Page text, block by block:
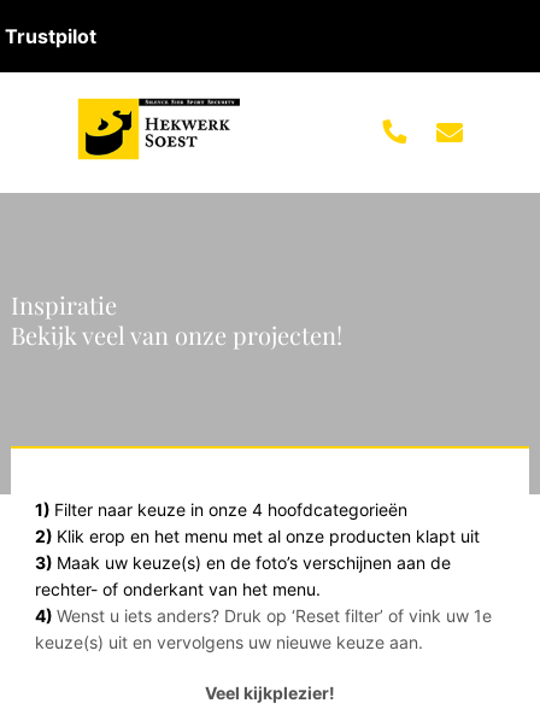
Trustpilot
Inspiratie
Bekijk veel van onze projecten!
1) Filter naar keuze in onze 4 hoofdcategorieën
2) Klik erop en het menu met al onze producten klapt uit
3) Maak uw keuze(s) en de foto’s verschijnen aan de
rechter- of onderkant van het menu.
4) Wenst u iets anders? Druk op ‘Reset filter’ of vink uw 1e
keuze(s) uit en vervolgens uw nieuwe keuze aan.
Veel kijkplezier!